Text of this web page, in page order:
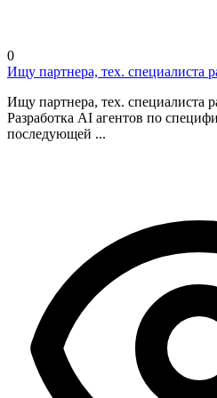
0
Ищу партнера, тех. специалиста
Ищу партнера, тех. специалиста
Разработка AI агентов по
последующей ...